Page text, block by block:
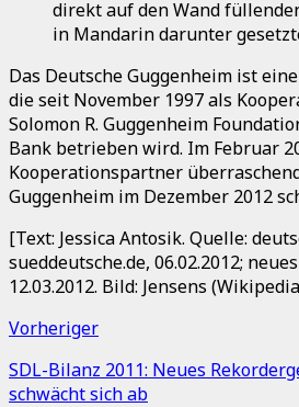
direkt auf den Wand
in Mandarin darunter
Das Deutsche Guggenheim ist
die seit November 1997 als
Solomon R. Guggenheim
Bank betrieben wird. Im Februar
Kooperationspartner
Guggenheim im Dezember 2012
[Text: Jessica Antosik. Quelle:
sueddeutsche.de, 06.02.2012;
12.03.2012. Bild: Jensens
Vorheriger
SDL-Bilanz 2011: Neues
schwächt sich ab